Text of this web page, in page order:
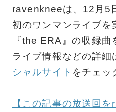
ravenkneeは、12月5
初のワンマンライブを
『the ERA』の収録曲
ライブ情報などの詳
シャルサイト をチェッ
【この記事の放送回を